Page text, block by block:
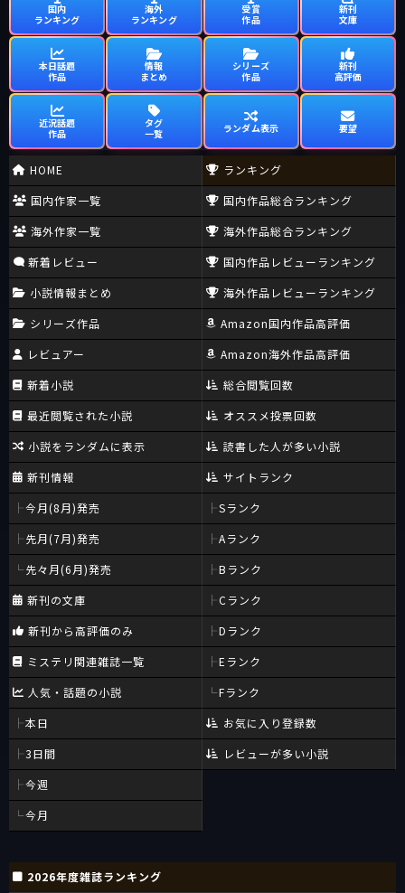
国内
ランキング
海外
ランキング
受賞
作品
新刊
文庫
本日話題
作品
情報
まとめ
シリーズ
作品
新刊
高評価
近況話題
作品
タグ
一覧
ランダム表示 要望
HOME
国内作家一覧
海外作家一覧
新着レビュー
小説情報まとめ
シリーズ作品
レビュアー
新着小説
最近閲覧された小説
小説をランダムに表示
新刊情報
今月(8月)発売
先月(7月)発売
先々月(6月)発売
新刊の文庫
新刊から高評価のみ
ミステリ関連雑誌一覧
人気・話題の小説
本日
3日間
今週
今月
ランキング
国内作品総合ランキング
海外作品総合ランキング
国内作品レビューランキング
海外作品レビューランキング
Amazon国内作品高評価
Amazon海外作品高評価
総合閲覧回数
オススメ投票回数
読書した人が多い小説
サイトランク
Sランク
Aランク
Bランク
Cランク
Dランク
Eランク
Fランク
お気に入り登録数
レビューが多い小説
2026年度雑誌ランキング